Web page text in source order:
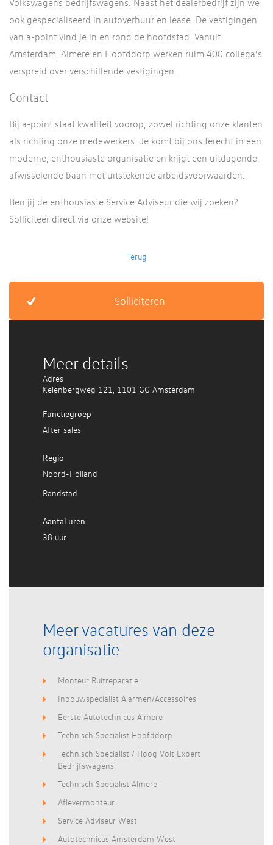
Volkswagens bedrijfswagens. Naast het dealerbedrijf zijn we
ook gespecialiseerd in autoverhuur en lease. De vestigingen
van a-point vind je in en rond de hoofdstad. Vanuit
Amsterdam, Almere en Hoofddorp werken ruim 400 collega’s
verspreid over verschillende vestigingen.
Contact
Bij a-point staat kwaliteit voorop, zowel richting onze klanten
als richting onze medewerkers. Je komt bij ons terecht in een
moderne, enthousiaste organisatie en krijgt een uitdagende,
afwisselende baan met uitstekende arbeidsvoorwaarden.
Ben jij de enthousiaste Service Adviseur die wij zoeken?
Solliciteer direct via onze website!
Meer details
Adres
Keienbergweg 121
1101 GG Amsterdam
Functiegroep
After sales
Regio
Noord-Holland
Randstad
Aantal uren
38 uur
Meer vacatures van deze
organisatie
Monteur Ruitreparatie
Inbouwspecialist Alarmen/Accessoires
Eerste Autotechnicus Almere
Technisch Specialist Hoofddorp
Technisch Specialist / Hoog Volt Expert
Bedrijfswagens
Technisch Specialist Almere
Aflevermonteur
Service Adviseur West
Autotechnicus Amsterdam West